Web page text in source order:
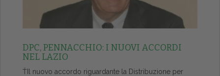
DPC, PENNACCHIO: I NUOVI ACCORDI
NEL LAZIO
ŤIl nuovo accordo riguardante la Distribuzione per